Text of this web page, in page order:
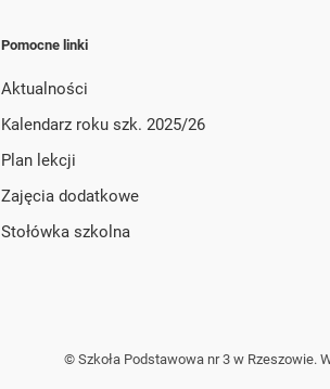
Pomocne linki
Aktualności
Kalendarz roku szk. 2025/26
Plan lekcji
Zajęcia dodatkowe
Stołówka szkolna
© Szkoła Podstawowa nr 3 w Rzeszowie.